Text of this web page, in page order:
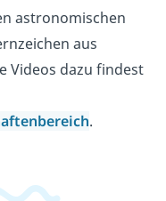
astronomischen
aus
Videos dazu findest
.